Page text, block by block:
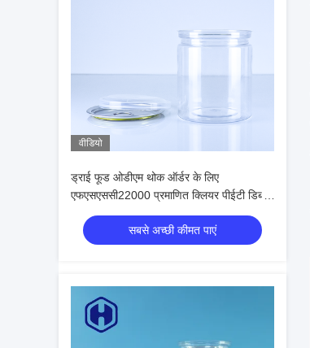
वीडियो
ड्राई फूड ओडीएम थोक ऑर्डर के लिए
एफएसएससी22000 प्रमाणित क्लियर पीईटी डिब्बे
आधुनिक आसान ओपन डिज़ाइन
सबसे अच्छी कीमत पाएं